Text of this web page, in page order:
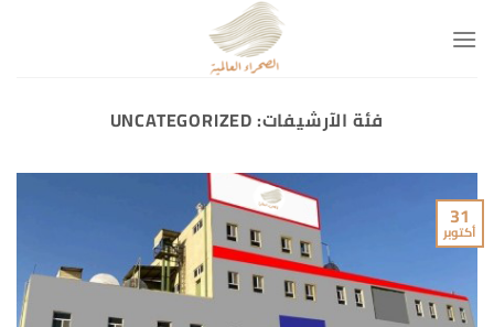
للمحتوى
فئة الآرشيفات:UNCATEGORIZED
31
أكتوبر